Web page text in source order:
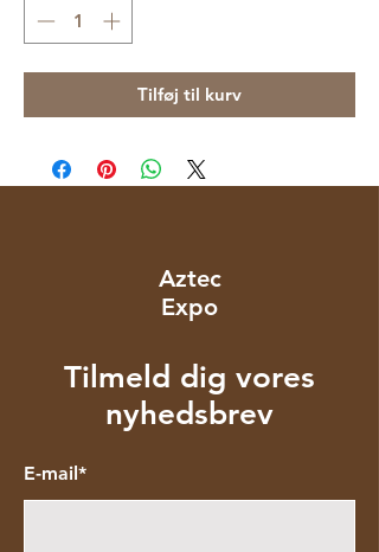
Tilføj til kurv
Aztec
Expo
Tilmeld dig vores
nyhedsbrev
E-mail*